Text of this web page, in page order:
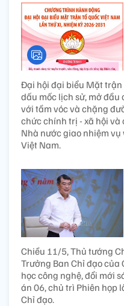
Đại hội đại biểu Mặt trận
dấu mốc lịch sử, mở
với tầm vóc và chặng
chức chính trị - xã hội
Nhà nước giao nhiệm
Việt Nam.
Chiều 11/5, Thủ tướng
Trưởng Ban Chỉ đạo
học công nghệ, đổi mới
án 06, chủ trì Phiên họp
Chỉ đạo.